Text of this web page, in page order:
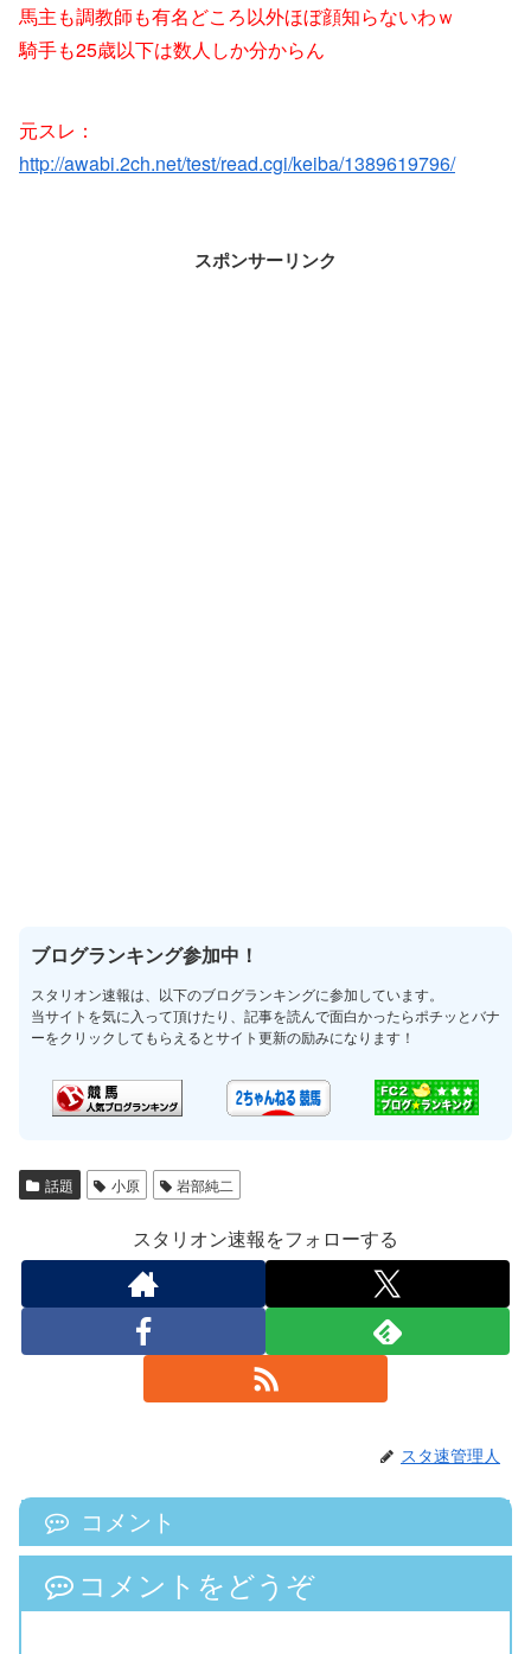
馬主も調教師も有名どころ以外ほぼ顔知らないわｗ
騎手も25歳以下は数人しか分からん
元スレ：
http://awabi.2ch.net/test/read.cgi/keiba/1389619796/
スポンサーリンク
ブログランキング参加中！
スタリオン速報は、以下のブログランキングに参加しています。
当サイトを気に入って頂けたり、記事を読んで面白かったらポチッとバナ
ーをクリックしてもらえるとサイト更新の励みになります！
話題 小原 岩部純二
スタリオン速報をフォローする
スタ速管理人
コメント
コメントをどうぞ